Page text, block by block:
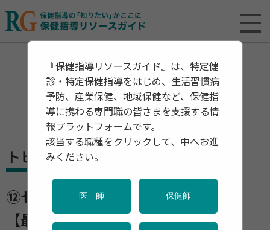
トピックス・レポート
⑫セルフメディケーションの重要性
【最終回】
『保健指導リソースガイド』は、特定健
診・特定保健指導をはじめ、生活習慣病
予防、産業保健、地域保健など、保健指
導に携わる専門職の皆さまを支援する情
報プラットフォームです。
該当する職種をクリックして、中へお進
みください。
医 師 保健師